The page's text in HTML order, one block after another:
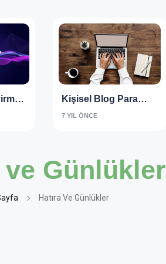
Kişisel Blog Para
Kazandırır Mı
7 YIL ÖNCE
ve Günlükler
Hatıra Ve Günlükler